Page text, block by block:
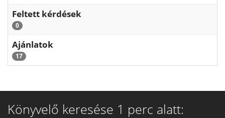
Feltett kérdések
0
Ajánlatok
17
Könyvelő keresése 1 perc alatt: